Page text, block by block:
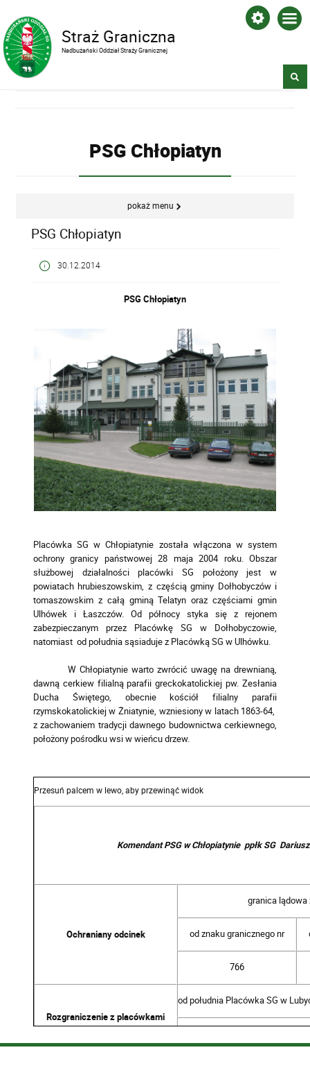
Straż Graniczna
Nadbużański Oddział Straży Granicznej
PSG Chłopiatyn
pokaż menu
PSG Chłopiatyn
30.12.2014
PSG Chłopiatyn
Placówka SG w Chłopiatynie została włączona w system
ochrony granicy państwowej 28 maja 2004 roku. Obszar
służbowej działalności placówki SG położony jest w
powiatach hrubieszowskim, z częścią gminy Dołhobyczów i
tomaszowskim z całą gminą Telatyn oraz częściami gmin
Ulhówek i Łaszczów. Od północy styka się z rejonem
zabezpieczanym przez Placówkę SG w Dołhobyczowie,
natomiast od południa sąsiaduje z Placówką SG w Ulhówku.
W Chłopiatynie warto zwrócić uwagę na drewnianą,
dawną cerkiew filialną parafii greckokatolickiej pw. Zesłania
Ducha Świętego, obecnie kościół filialny parafii
rzymskokatolickiej w Żniatynie, wzniesiony w latach 1863-64,
z zachowaniem tradycji dawnego budownictwa cerkiewnego,
położony pośrodku wsi w wieńcu drzew.
Komendant PSG w Chłopiatynie ppłk SG
Ochraniany odcinek
granica lądowa
od znaku granicznego nr
766
Rozgraniczenie z placówkami
od południa Placówka SG w